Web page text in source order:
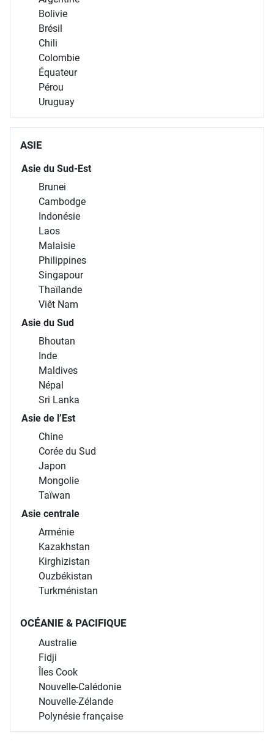
Bolivie
Brésil
Chili
Colombie
Équateur
Pérou
Uruguay
ASIE
Asie du Sud-Est
Brunei
Cambodge
Indonésie
Laos
Malaisie
Philippines
Singapour
Thaïlande
Viêt Nam
Asie du Sud
Bhoutan
Inde
Maldives
Népal
Sri Lanka
Asie de l’Est
Chine
Corée du Sud
Japon
Mongolie
Taïwan
Asie centrale
Arménie
Kazakhstan
Kirghizistan
Ouzbékistan
Turkménistan
OCÉANIE & PACIFIQUE
Australie
Fidji
Îles Cook
Nouvelle-Calédonie
Nouvelle-Zélande
Polynésie française